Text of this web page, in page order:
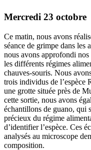
Mercredi 23 octobre
Ce matin, nous avons
séance de grimpe dans les
nous avons approfondi nos
les différents régimes
chauves-souris. Nous
trois individus de l’espèce
une grotte située près de
cette sortie, nous avons
échantillons de guano, qui
précieux du régime
d’identifier l’espèce. Ces
analysés au microscope
composition.